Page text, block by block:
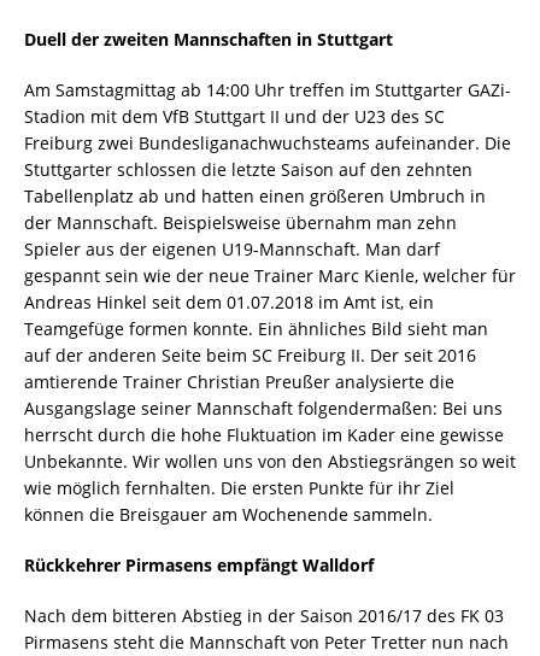
Duell der zweiten Mannschaften in Stuttgart
Am Samstagmittag ab 14:00 Uhr treffen im Stuttgarter GAZi-
Stadion mit dem VfB Stuttgart II und der U23 des SC
Freiburg zwei Bundesliganachwuchsteams aufeinander. Die
Stuttgarter schlossen die letzte Saison auf den zehnten
Tabellenplatz ab und hatten einen größeren Umbruch in
der Mannschaft. Beispielsweise übernahm man zehn
Spieler aus der eigenen U19-Mannschaft. Man darf
gespannt sein wie der neue Trainer Marc Kienle, welcher für
Andreas Hinkel seit dem 01.07.2018 im Amt ist, ein
Teamgefüge formen konnte. Ein ähnliches Bild sieht man
auf der anderen Seite beim SC Freiburg II. Der seit 2016
amtierende Trainer Christian Preußer analysierte die
Ausgangslage seiner Mannschaft folgendermaßen: Bei uns
herrscht durch die hohe Fluktuation im Kader eine gewisse
Unbekannte. Wir wollen uns von den Abstiegsrängen so weit
wie möglich fernhalten. Die ersten Punkte für ihr Ziel
können die Breisgauer am Wochenende sammeln.
Rückkehrer Pirmasens empfängt Walldorf
Nach dem bitteren Abstieg in der Saison 2016/17 des FK 03
Pirmasens steht die Mannschaft von Peter Tretter nun nach